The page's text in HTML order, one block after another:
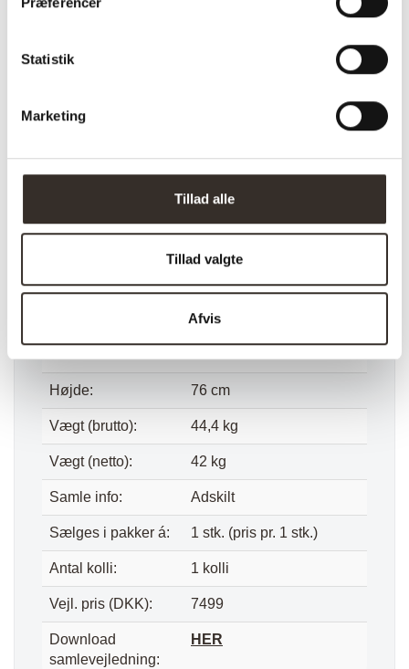
Statistik
Marketing
Tillad alle
Tillad valgte
Afvis
Lido 3 Personers Sofa –
Farve: Sennepsgul
Sæde dybde: 65 cm
93 cm
Højde: 76 cm
Vægt (brutto): 44,4 kg
Vægt (netto): 42 kg
Samle info: Adskilt
Sælges i pakker á: 1 stk. (pris pr. 1 stk.)
Antal kolli: 1 kolli
Vejl. pris (DKK): 7499
Download
samlevejledning:
HER